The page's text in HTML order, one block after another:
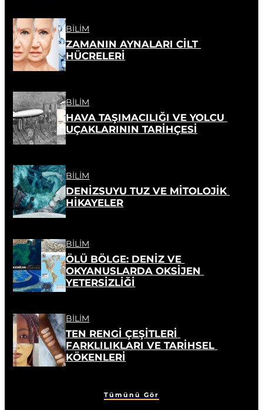
BILIM
ZAMANIN AYNALARI CİLT
HÜCRELERİ
BILIM
HAVA TAŞIMACILIĞI VE YOLCU
UÇAKLARININ TARİHÇESİ
BILIM
DENİZSUYU TUZ VE MİTOLOJİK
HİKAYELER
BILIM
ÖLÜ BÖLGE: DENİZ VE
OKYANUSLARDA OKSİJEN
YETERSİZLİĞİ
BILIM
TEN RENGİ ÇEŞİTLERİ
FARKLILIKLARI VE TARİHSEL
KÖKENLERİ
Tümünü Gör